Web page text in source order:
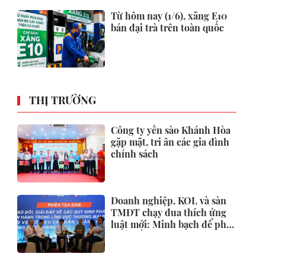
Từ hôm nay (1/6), xăng E10
bán đại trà trên toàn quốc
THỊ TRƯỜNG
Công ty yến sào Khánh Hòa
gặp mặt, tri ân các gia đình
chính sách
Doanh nghiệp, KOL và sàn
TMĐT chạy đua thích ứng
luật mới: Minh bạch để phát